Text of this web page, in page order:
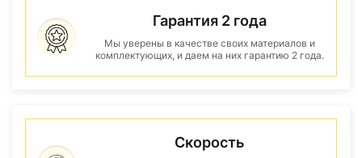
Гарантия 2 года
Мы уверены в качестве своих материалов и
комплектующих, и даем на них гарантию 2 года.
Скорость